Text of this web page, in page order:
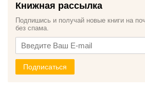
Книжная рассылка
Подпишись и получай новые книги на
без спама.
Подписаться